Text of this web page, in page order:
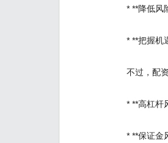
* **降低风
* **把握机
不过，配
* **高杠杆
* **保证金